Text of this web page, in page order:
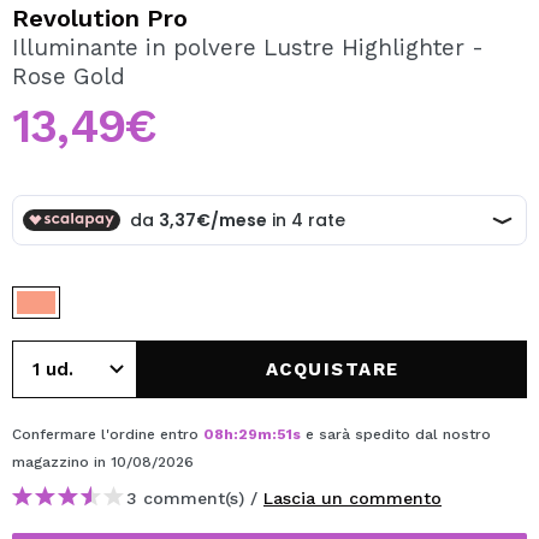
Creando un account su Maquibeauty.it potrai fare i tuoi
acquisti velocemente, controllare lo stato dei tuoi ordini e
Revolution Pro
Illuminante in polvere Lustre Highlighter -
Rose Gold
13,49€
ACQUISTARE
Confermare l'ordine entro 08h:29m:51s e sarà spedito dal nostro
magazzino in 10/08/2026
3 comment(s) / Lascia un commento